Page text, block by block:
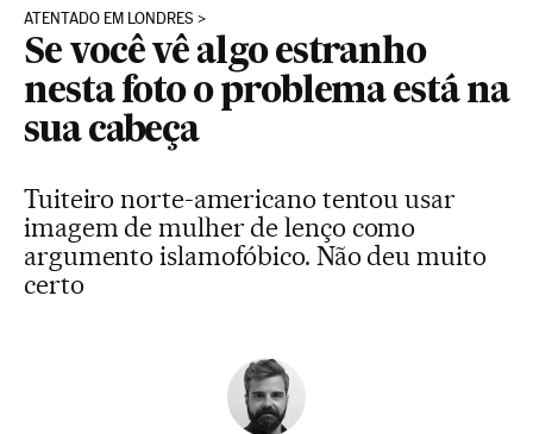
ATENTADO EM LONDRES
Se você vê algo estranho
nesta foto o problema está na
sua cabeça
Tuiteiro norte-americano tentou usar
imagem de mulher de lenço como
argumento islamofóbico. Não deu muito
certo